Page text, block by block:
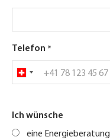
Telefon
Ich wünsche
eine Energieberatung